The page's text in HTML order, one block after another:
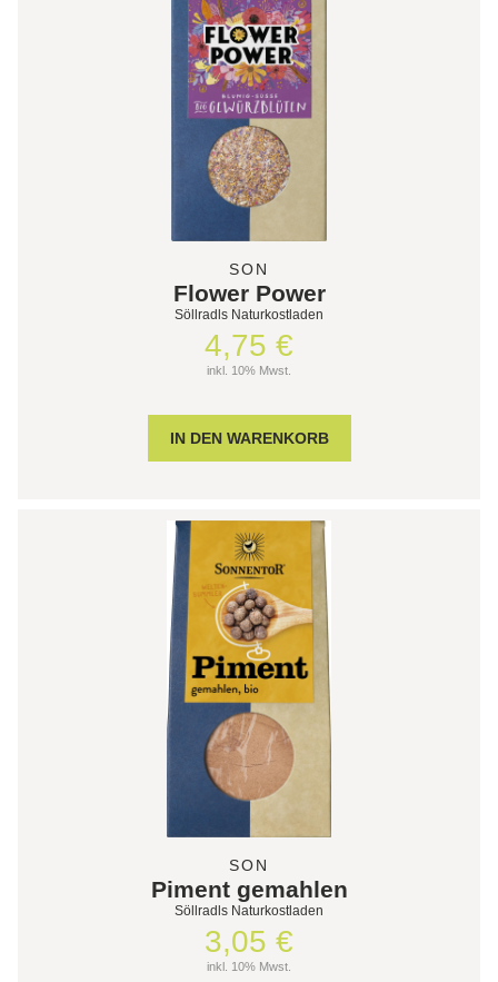
SON
Flower Power
Söllradls Naturkostladen
4,75 €
inkl. 10% Mwst.
SON
Piment gemahlen
Söllradls Naturkostladen
3,05 €
inkl. 10% Mwst.